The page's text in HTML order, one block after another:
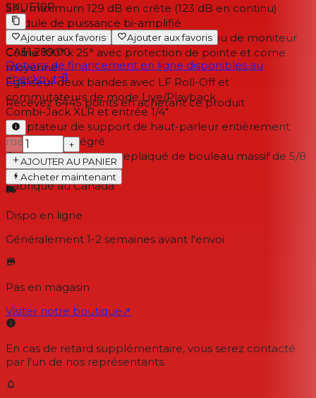
SPL maximum 129 dB en crête (123 dB en continu)
Module de puissance bi-amplifié
Conçu pour les applications de façade ou de moniteur
Corne 100° x 25° avec protection de pointe et corne
moyenne
Égaliseur deux bandes avec LF Roll-Off et
commutateurs de mode Live/Playback
Combi-Jack XLR et entrée 1/4"
Adaptateur de support de haut-parleur entièrement
métallique intégré
Construction en contreplaqué de bouleau massif de 5/8
pouces (15 mm)
Fabriqué au Canada
SKUE10P
Ajouter aux favoris Ajouter aux favoris
CA$1,289.00
Options de financement en ligne disponibles au
checkout
Recevez 6445 points en achetant ce produit
−
+
AJOUTER AU PANIER
Acheter maintenant
Dispo en ligne
Généralement 1-2 semaines avant l'envoi
Pas en magasin
Visiter notre boutique↗
En cas de retard supplémentaire, vous serez contacté
par l'un de nos représentants.